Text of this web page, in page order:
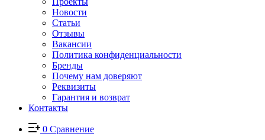
Новости
Статьи
Отзывы
Вакансии
Политика конфиденциальности
Бренды
Почему нам доверяют
Реквизиты
Гарантия и возврат
Контакты
0 Сравнение